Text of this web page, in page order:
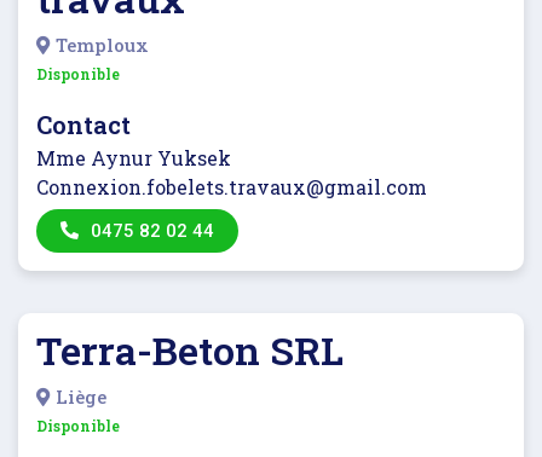
Temploux
Disponible
Contact
Mme Aynur Yuksek
Connexion.fobelets.travaux@gmail.com
0475 82 02 44
Terra-Beton SRL
Liège
Disponible